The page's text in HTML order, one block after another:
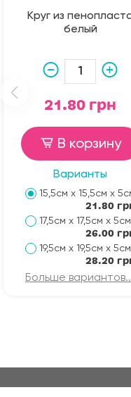
Круг из
белый
21.80 грн
В корзину
Варианты
15,5см х 15,5см х
21.80
17,5см х 17,5см х 5см
26.00
19,5см х 19,5см х 5см
28.20
Больше